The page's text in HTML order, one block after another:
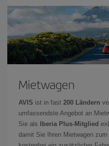
Mietwagen
AVIS ist in fast 200 Ländern
umfassendste Angebot an
Sie als
Iberia Plus-Mitglied
damit Sie Ihren Mietwagen